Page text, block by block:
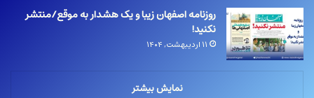
روزنامه اصفهان زیبا و یک هشدار به موقع/منتشر
نکنید!
۱۱ اردیبهشت, ۱۴۰۴
نمایش بیشتر